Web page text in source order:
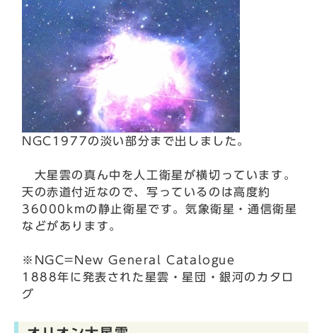
NGC1977の淡い部分まで出しました。
大星雲の真ん中を人工衛星が横切っています。
天の赤道付近なので、写っているのは高度約
36000kmの静止衛星です。気象衛星・通信衛星
などがあります。
※NGC=New General Catalogue
1888年に発表された星雲・星団・銀河のカタロ
グ